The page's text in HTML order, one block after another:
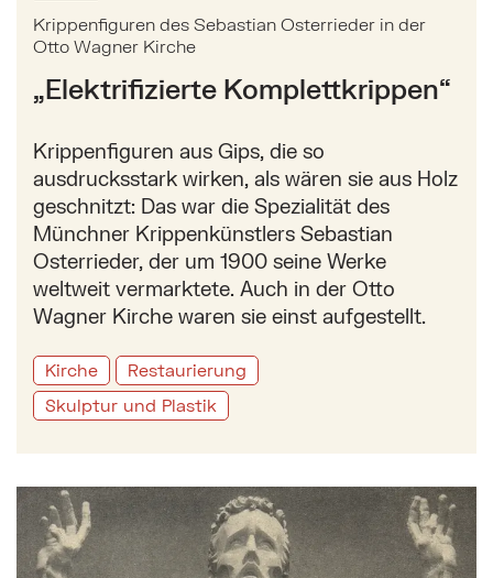
Krippenfiguren des Sebastian Osterrieder in der
Otto Wagner Kirche
„Elektrifizierte Komplettkrippen“
Krippenfiguren aus Gips, die so
ausdrucksstark wirken, als wären sie aus Holz
geschnitzt: Das war die Spezialität des
Münchner Krippenkünstlers Sebastian
Osterrieder, der um 1900 seine Werke
weltweit vermarktete. Auch in der Otto
Wagner Kirche waren sie einst aufgestellt.
Kirche
Restaurierung
Skulptur und Plastik
Mehr zu: Das „Friedensdenkmal“ von Josef Dobner